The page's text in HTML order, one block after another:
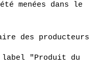
menées dans le
des producteurs
label "Produit du